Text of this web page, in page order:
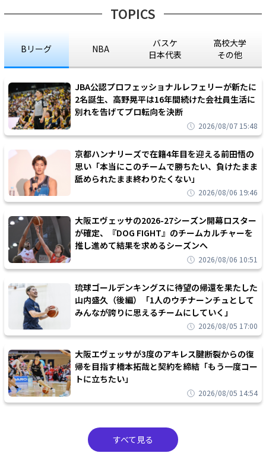
TOPICS
Bリーグ NBA
バスケ
日本代表
高校大学
その他
JBA公認プロフェッショナルレフェリーが新たに
2名誕生、高野晃平は16年間続けた会社員生活に
別れを告げてプロ転向を決断
2026/08/07 15:48
京都ハンナリーズで在籍4年目を迎える前田悟の
思い「本当にこのチームで勝ちたい、負けたまま
舐められたまま終わりたくない」
2026/08/06 19:46
大阪エヴェッサの2026-27シーズン開幕ロスター
が確定、『DOG FIGHT』のチームカルチャーを
推し進めて結果を求めるシーズンへ
2026/08/06 10:51
琉球ゴールデンキングスに待望の帰還を果たした
山内盛久（後編）「1人のウチナーンチュとして
みんなが誇りに思えるチームにしていく」
2026/08/05 17:00
大阪エヴェッサが3度のアキレス腱断裂からの復
帰を目指す橋本拓哉と契約を締結「もう一度コー
トに立ちたい」
2026/08/05 14:54
すべて見る